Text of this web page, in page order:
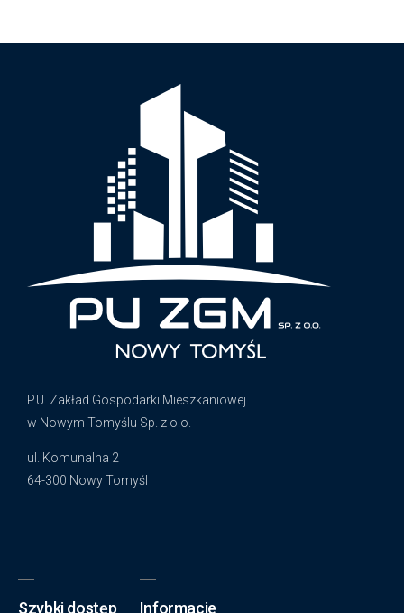
P.U. Zakład Gospodarki Mieszkaniowej
w Nowym Tomyślu Sp. z o.o.
ul. Komunalna 2
64-300 Nowy Tomyśl
Szybki dostęp Informacje